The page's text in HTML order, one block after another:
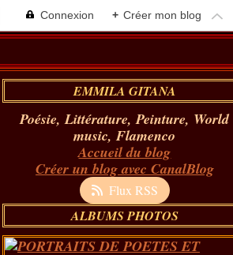
Connexion + Créer mon blog
EMMILA GITANA
Poésie, Littérature, Peinture, World
music, Flamenco
Accueil du blog
Créer un blog avec CanalBlog
Flux RSS
ALBUMS PHOTOS